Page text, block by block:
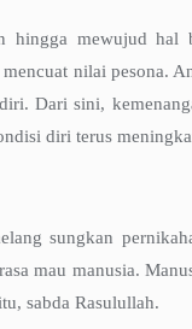
mewujud hal
nilai pesona.
Dari sini,
diri terus
sungkan
mau manusia.
sabda Rasulullah.